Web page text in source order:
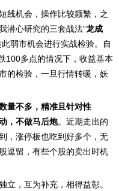
线机会，操作比较频繁，之
潜心研究的三套战法“龙成
弱市机会进行实战检验。自
100多点的情况下，收益基本
的检验，一旦行情转暖，妖
量不多，精准且针对性
，不做马后炮。近期走出的
，涨停板也吃到好多个，无
逗留，有些个股的卖出时机
立，互为补充，相得益彰。